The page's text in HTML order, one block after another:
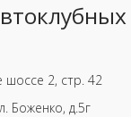
2, стр. 42
Боженко, д.5г